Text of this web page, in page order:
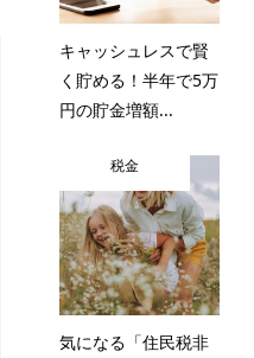
キャッシュレスで賢
く貯める！半年で5万
円の貯金増額...
税金
気になる「住民税非